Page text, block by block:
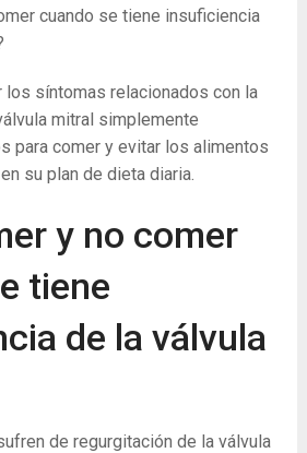
cuando se tiene insuficiencia
los síntomas relacionados con la
mitral simplemente
para comer y evitar los alimentos
su plan de dieta diaria.
y no comer
tiene
de la válvula
de regurgitación de la válvula